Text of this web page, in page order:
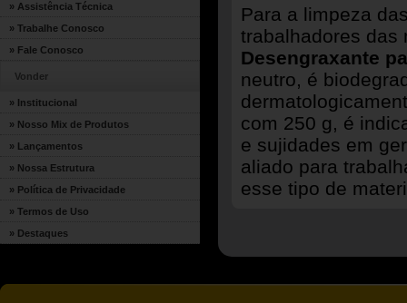
» Assistência Técnica
» Trabalhe Conosco
» Fale Conosco
Vonder
» Institucional
» Nosso Mix de Produtos
» Lançamentos
» Nossa Estrutura
» Política de Privacidade
» Termos de Uso
» Destaques
Para a limpeza
trabalhadores das
Desengraxante
neutro, é
com 250 g, é
e sujidades em
aliado para
esse tipo de